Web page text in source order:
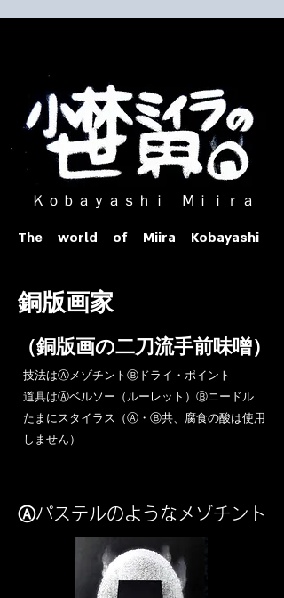
ｏｂａｙａｓｈｉ Ⅿｉｉｒａ​
The world of Miira Kobayashi
​銅版画家
​（銅版画の二刀流手前味噌）
​技法はⒶメゾチントⒷドライ・ポイント
道具はⒶベルソー（ルーレット）Ⓑニードル
​たまにスタイラス（Ⓐ・Ⓑ共、腐食の酸は使用
しません）
Ⓐパステルのようなメゾチント